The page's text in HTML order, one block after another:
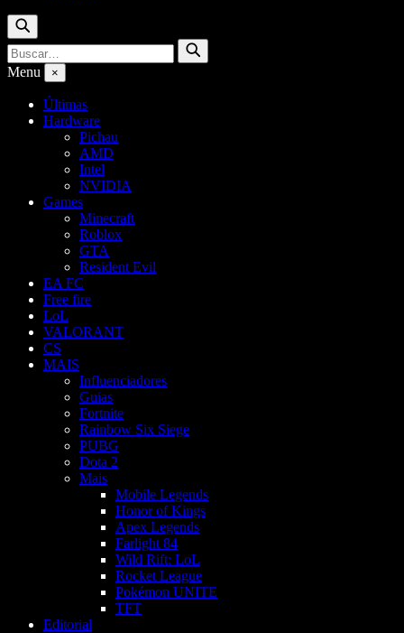
Buscar
Buscar
por:
Buscar
Menu ×
Últimas
Hardware
Pichau
AMD
Intel
NVIDIA
Games
Minecraft
Roblox
GTA
Resident Evil
EA FC
Free fire
LoL
VALORANT
CS
MAIS
Influenciadores
Guias
Fortnite
Rainbow Six Siege
PUBG
Dota 2
Mais
Mobile Legends
Honor of Kings
Apex Legends
Farlight 84
Wild Rift: LoL
Rocket League
Pokémon UNITE
TFT
Editorial